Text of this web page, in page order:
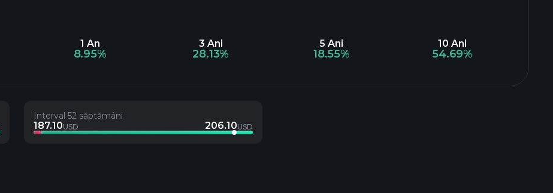
1 An
8.95%
3 Ani
28.13%
5 Ani
18.55%
10 Ani
54.69%
Interval 52 săptămâni
187.10USD 206.10USD